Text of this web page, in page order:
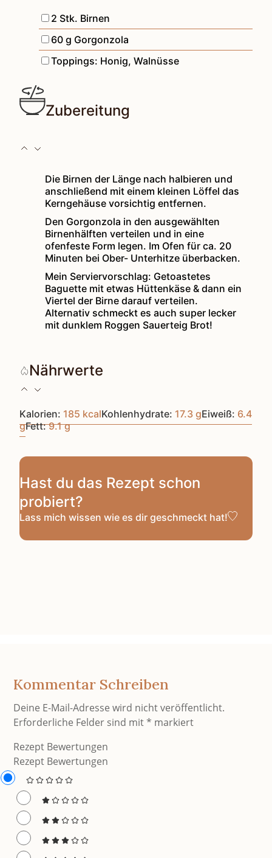
▢
2 Stk. Birnen
▢
60 g Gorgonzola
▢
Toppings: Honig, Walnüsse
Zubereitung
Die Birnen der Länge nach halbieren und
anschließend mit einem kleinen Löffel das
Kerngehäuse vorsichtig entfernen.
Den Gorgonzola in den ausgewählten
Birnenhälften verteilen und in eine
ofenfeste Form legen. Im Ofen für ca. 20
Minuten bei Ober- Unterhitze überbacken.
Mein Serviervorschlag: Getoastetes
Baguette mit etwas Hüttenkäse & dann ein
Viertel der Birne darauf verteilen.
Alternativ schmeckt es auch super lecker
mit dunklem Roggen Sauerteig Brot!
Nährwerte
Kalorien: 185 kcalKohlenhydrate: 17.3 gEiweiß: 6.4
gFett:9.1 g
Hast du das Rezept schon
probiert?
Lass mich wissen wie es dir geschmeckt hat!
Kommentar Schreiben
Deine E-Mail-Adresse wird nicht veröffentlicht.
Erforderliche Felder sind mit* markiert
Rezept Bewertungen
Rezept Bewertungen